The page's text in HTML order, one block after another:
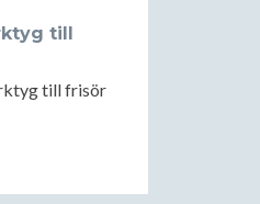
till
till frisör